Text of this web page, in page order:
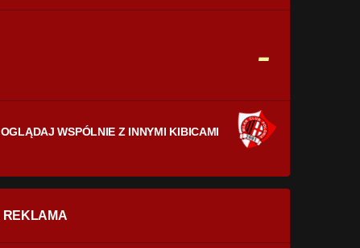
-
OGLĄDAJ WSPÓLNIE Z INNYMI KIBICAMI
REKLAMA